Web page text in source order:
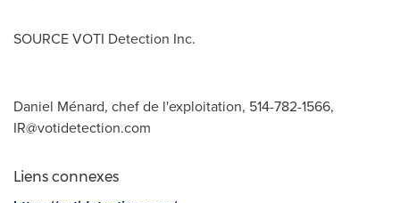
SOURCE VOTI Detection Inc.
Daniel Ménard, chef de l'exploitation, 514-782-1566,
IR@votidetection.com
Liens connexes